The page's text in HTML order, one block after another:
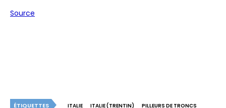
Source
ÉTIQUETTES ITALIE ITALIE (TRENTIN)
PILLEURS DE TRONCS